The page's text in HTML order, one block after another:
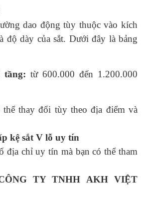
dao động tùy thuộc vào kích
độ dày của sắt. Dưới đây là bảng
tầng: từ 600.000 đến 1.200.000
thể thay đổi tùy theo địa điểm và
kệ sắt V lỗ uy tín
địa chỉ uy tín mà bạn có thể tham
TY TNHH AKH VIỆT